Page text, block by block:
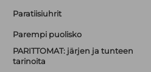
Paratiisiuhrit
Parempi puolisko
PARITTOMAT: järjen ja tunteen
tarinoita